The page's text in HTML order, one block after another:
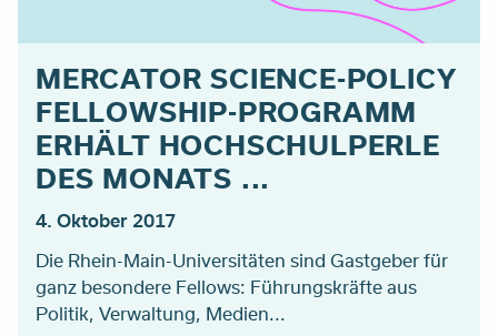
MERCATOR SCIENCE-POLICY
FELLOWSHIP-PROGRAMM
ERHÄLT HOCHSCHULPERLE
DES MONATS ...
4. Oktober 2017
Die Rhein-Main-Universitäten sind Gastgeber für
ganz besondere Fellows: Führungskräfte aus
Politik, Verwaltung, Medien...